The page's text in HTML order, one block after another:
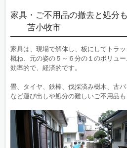
家具・ご不用品の撤去と処分
苫小牧市
家具は、現場で解体し、板にしてトラッ
概ね、元の姿の５～６分の１のボリュ
効率的で、経済的です。
畳、タイヤ、鉄棒、伐採済み樹木、古
など運び出しや処分の難しいご不用品も